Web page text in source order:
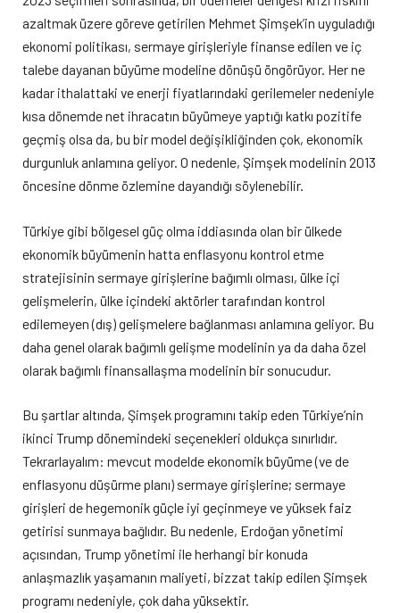
azaltmak üzere göreve getirilen Mehmet Şimşek’in uyguladığı
ekonomi politikası, sermaye girişleriyle finanse edilen ve iç
talebe dayanan büyüme modeline dönüşü öngörüyor. Her ne
kadar ithalattaki ve enerji fiyatlarındaki gerilemeler nedeniyle
kısa dönemde net ihracatın büyümeye yaptığı katkı pozitife
geçmiş olsa da, bu bir model değişikliğinden çok, ekonomik
durgunluk anlamına geliyor. O nedenle, Şimşek modelinin 2013
öncesine dönme özlemine dayandığı söylenebilir.
Türkiye gibi bölgesel güç olma iddiasında olan bir ülkede
ekonomik büyümenin hatta enflasyonu kontrol etme
stratejisinin sermaye girişlerine bağımlı olması, ülke içi
gelişmelerin, ülke içindeki aktörler tarafından kontrol
edilemeyen (dış) gelişmelere bağlanması anlamına geliyor. Bu
daha genel olarak bağımlı gelişme modelinin ya da daha özel
olarak bağımlı finansallaşma modelinin bir sonucudur.
Bu şartlar altında, Şimşek programını takip eden Türkiye’nin
ikinci Trump dönemindeki seçenekleri oldukça sınırlıdır.
Tekrarlayalım: mevcut modelde ekonomik büyüme (ve de
enflasyonu düşürme planı) sermaye girişlerine; sermaye
girişleri de hegemonik güçle iyi geçinmeye ve yüksek faiz
getirisi sunmaya bağlıdır. Bu nedenle, Erdoğan yönetimi
açısından, Trump yönetimi ile herhangi bir konuda
anlaşmazlık yaşamanın maliyeti, bizzat takip edilen Şimşek
programı nedeniyle, çok daha yüksektir.